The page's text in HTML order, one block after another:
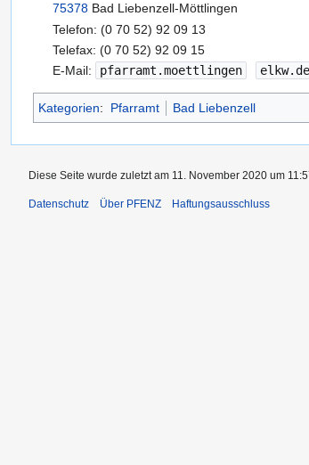
75378 Bad Liebenzell-Möttlingen
Telefon: (0 70 52) 92 09 13
Telefax: (0 70 52) 92 09 15
E-Mail:
pfarramt.moettlingen elkw.de
Kategorien: Pfarramt Bad Liebenzell
Diese Seite wurde zuletzt am 11. November 2020 um
Datenschutz Über PFENZ Haftungsausschluss